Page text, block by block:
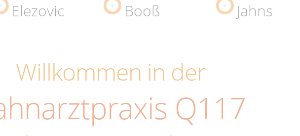
Elezovic Booß Jahns
Willkommen in der
Q117